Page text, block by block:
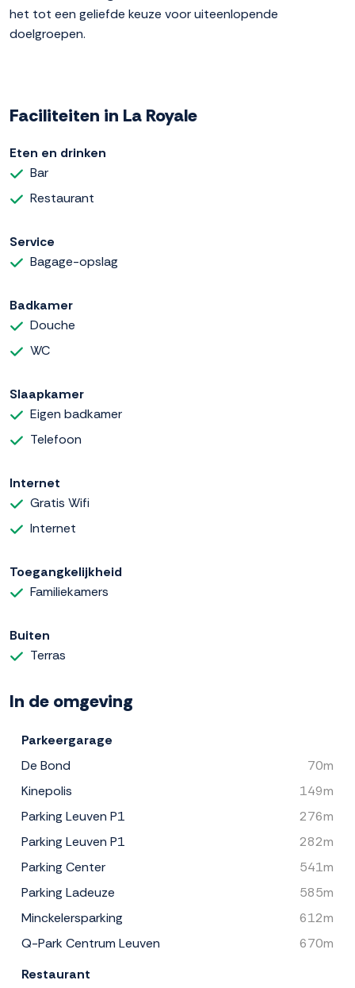
het tot een geliefde keuze voor uiteenlopende
doelgroepen.
Faciliteiten in La Royale
Eten en drinken
Bar
Restaurant
Service
Bagage-opslag
Badkamer
Douche
WC
Slaapkamer
Eigen badkamer
Telefoon
Internet
Gratis Wifi
Internet
Toegangkelijkheid
Familiekamers
Buiten
Terras
In de omgeving
Parkeergarage
De Bond
70m
Kinepolis
149m
Parking Leuven P1
276m
Parking Leuven P1
282m
Parking Center
541m
Parking Ladeuze
585m
Minckelersparking
612m
Q-Park Centrum Leuven
670m
Restaurant